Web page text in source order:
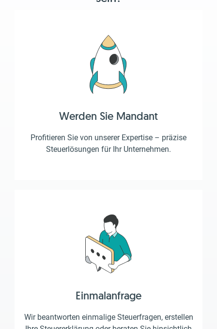
Werden Sie Mandant
Profitieren Sie von unserer Expertise – präzise
Steuerlösungen für Ihr Unternehmen.
Einmalanfrage
Wir beantworten einmalige Steuerfragen, erstellen